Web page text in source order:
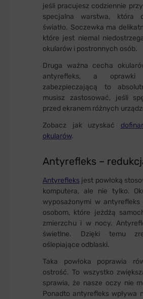
jeśli pracujesz codziennie
specjalna warstwa, która
światło. Soczewka ma
które jest niemal
okularów i postronnych osób.
Druga ważna cecha
antyrefleks, a
zabezpieczającą to
musisz zastosować, jeśli
przed ekranem różnych
Zobacz jak uzyskać
okularów.
Antyrefleks –
Antyrefleks jest powłoką
komputera, ale nie tylko.
wyposażonymi w
osobom, które jeżdżą
zmierzchu i w nocy.
świetlne. Dzięki temu
oślepiające odblaski.
Taka powłoka poprawia
ostrość. To wszystko
sprawia, że nasze oczy nie
Ponadto antyrefleks wpływa